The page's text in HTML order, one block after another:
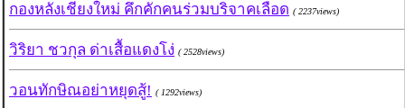
กองหลังเชียงใหม่ คึกคักคนร่วมบริจาคเลือด ( 2237views)
วิริยา ชวกุล ด่าเสื้อแดงโง่ ( 2528views)
วอนทักษิณอย่าหยุดสู้! ( 1292views)